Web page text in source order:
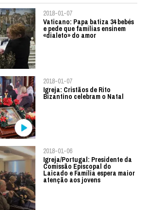
2018-01-07
Vaticano: Papa batiza 34 bebés
e pede que famílias ensinem
«dialeto» do amor
2018-01-07
Igreja: Cristãos de Rito
Bizantino celebram o Natal
2018-01-06
Igreja/Portugal: Presidente da
Comissão Episcopal do
Laicado e Família espera maior
atenção aos jovens